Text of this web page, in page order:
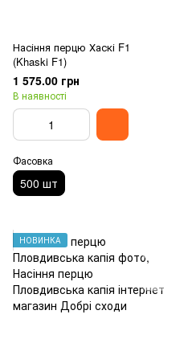
Насіння перцю Хаскі F1
(Khaski F1)
1 575.00 грн
В наявності
Фасовка
500 шт
НОВИНКА